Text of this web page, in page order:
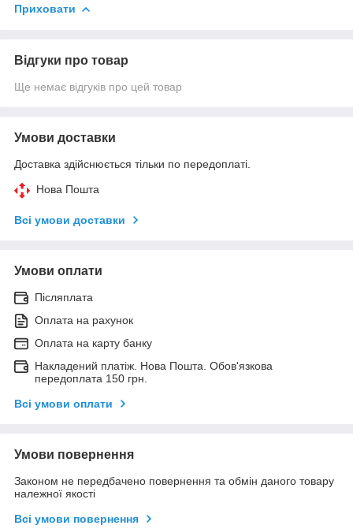
Приховати
Відгуки про товар
Ще немає відгуків про цей товар
Умови доставки
Доставка здійснюється тільки по передоплаті.
Нова Пошта
Всі умови доставки
Умови оплати
Післяплата
Оплата на рахунок
Оплата на карту банку
Накладений платіж. Нова Пошта. Обов'язкова
передоплата 150 грн.
Всі умови оплати
Умови повернення
Законом не передбачено повернення та обмін даного товару
належної якості
Всі умови повернення